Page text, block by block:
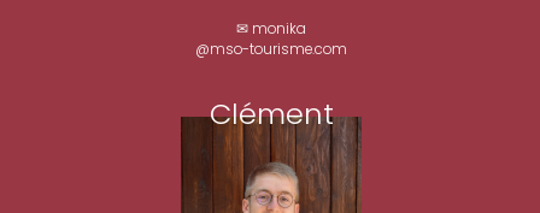
✉ monika
@mso-tourisme.com
Clément